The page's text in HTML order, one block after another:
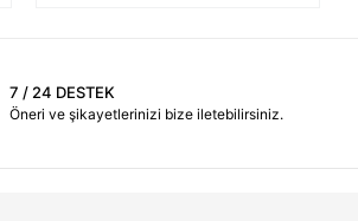
7 / 24 DESTEK
Öneri ve şikayetlerinizi bize iletebilirsiniz.